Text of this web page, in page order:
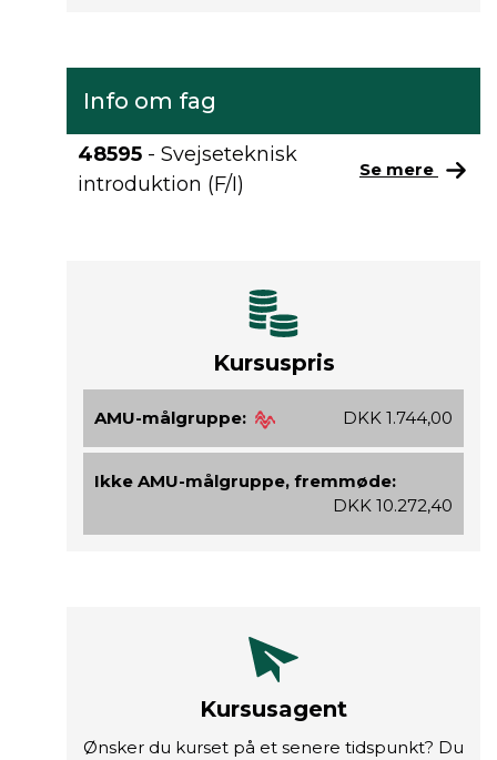
Info om fag
48595 - Svejseteknisk
introduktion (F/I)
Se mere
Kursuspris
AMU-målgruppe: DKK 1.744,00
Ikke AMU-målgruppe, fremmøde:
DKK 10.272,40
Kursusagent
Ønsker du kurset på et senere tidspunkt? Du